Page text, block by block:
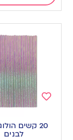
wishlist
20 קשים
לבנים